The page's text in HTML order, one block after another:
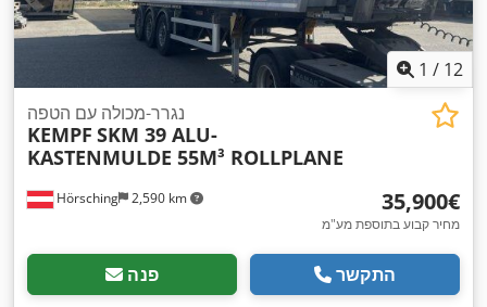
1 / 12
Hörsching 2,590 km
נגרר-מכולה עם הטפה
KEMPF SKM 39 ALU-
KASTENMULDE 55M³ ROLLPLANE
‏35,900 ‏€
מחיר קבוע בתוספת מע"מ
פנה התקשר